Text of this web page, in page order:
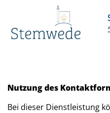
Zum Hauptinhalt springen
Zum Hauptinhalt
Nutzung des
Bei dieser Dienstleistung